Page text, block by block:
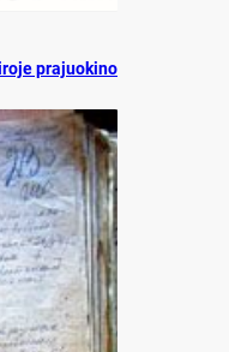
pra­juo­ki­no